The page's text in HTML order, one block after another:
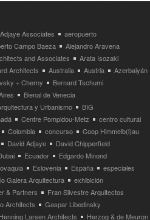
Adjaye Associates
aeropuerto
Campo Baeza
Alejandro Aravena
and Associates
Arata Isozaki
Architects Australia Austria
Azerbaiyán
+ Cherny
Bernard Tschumi
Bienal de Venecia
y Urbanismo
BIG
Centre Pompidou-Metz
centro cultural
Colombia concurso
Coop Himmelb(l)au
David Adjaye
David Chipperfield
Ecuador
Edgardo Minond
Eslovenia España
especiales
Galera Arquitectura
exhibición
& Partners
Fran Silvestre Arquitectos
Architects
Gaspar Libedinsky
Henning Larsen Architects
Herzog & de Meuron